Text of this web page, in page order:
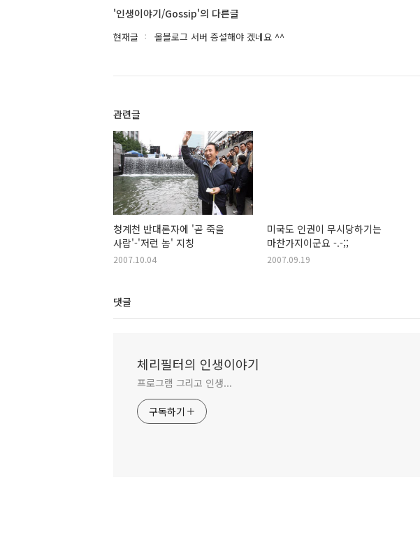
'인생이야기/Gossip'의 다른글
현재글 올블로그 서버 증설해야 겠네요 ^^
관련글
청계천 반대론자에 '곧 죽을
사람'-'저런 놈' 지칭
2007.10.04
미국도 인권이 무시당하기는
마찬가지이군요 -.-;;
2007.09.19
댓글
체리필터의 인생이야기
프로그램 그리고 인생...
구독하기